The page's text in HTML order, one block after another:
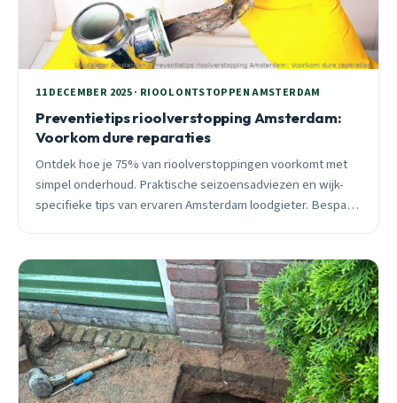
11 DECEMBER 2025 · RIOOL ONTSTOPPEN AMSTERDAM
Preventietips rioolverstopping Amsterdam:
Voorkom dure reparaties
Ontdek hoe je 75% van rioolverstoppingen voorkomt met
simpel onderhoud. Praktische seizoensadviezen en wijk-
specifieke tips van ervaren Amsterdam loodgieter. Bespaar